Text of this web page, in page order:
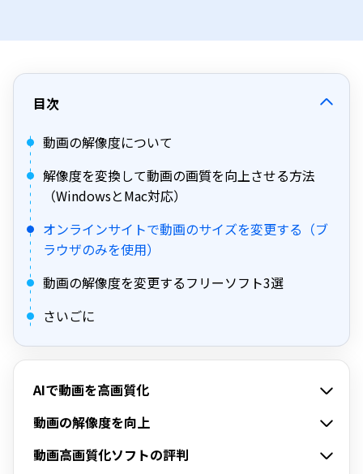
目次
動画の解像度について
解像度を変換して動画の画質を向上させる方法
（WindowsとMac対応）
オンラインサイトで動画のサイズを変更する（ブ
ラウザのみを使用）
動画の解像度を変更するフリーソフト3選
さいごに
AIで動画を高画質化
動画の解像度を向上
動画高画質化ソフトの評判